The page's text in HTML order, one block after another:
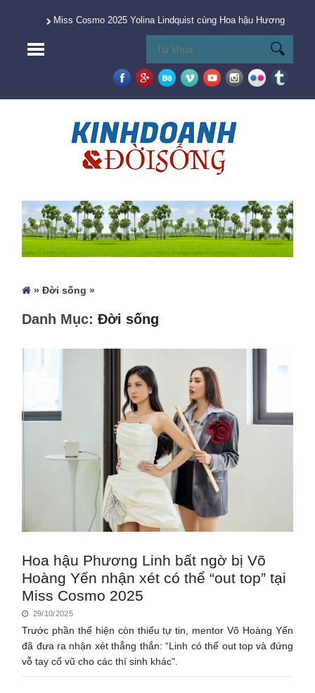
Miss Cosmo 2025 Yolina Lindquist cùng Hoa hậu Hương
»Đời sống »
Danh Mục:Đời sống
Hoa hậu Phương Linh bất ngờ bị Võ
Hoàng Yến nhận xét có thể “out top” tại
Miss Cosmo 2025
29/10/2025
Trước phần thể hiện còn thiếu tự tin, mentor Võ Hoàng Yến
đã đưa ra nhận xét thẳng thắn: “Linh có thể out top và đứng
vỗ tay cổ vũ cho các thí sinh khác".